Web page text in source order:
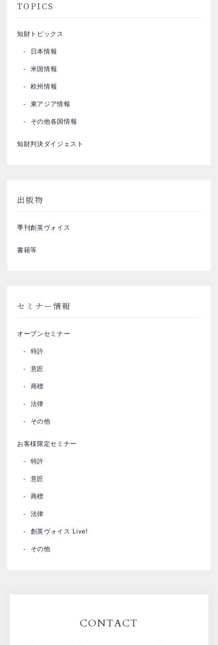
TOPICS
知財トピックス
日本情報
米国情報
欧州情報
東アジア情報
その他各国情報
知財判決ダイジェスト
出版物
季刊創英ヴォイス
書籍等
セミナー情報
オープンセミナー
特許
意匠
商標
法律
その他
お客様限定セミナー
特許
意匠
商標
法律
創英ヴォイス Live!
その他
CONTACT